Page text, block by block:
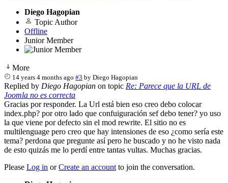
Diego Hagopian
Topic Author
Offline
Junior Member
More
14 years 4 months ago #3 byDiego Hagopian
Replied by Diego Hagopian on topic Re: Parece que la URL de
Joomla no es correcta
Gracias por responder. La Url está bien eso creo debo colocar
index.php? por otro lado que confuiguración sef debo tener? yo uso
la que viene por defecto sin el mod rewrite. El sitio no es
multilenguage pero creo que hay intensiones de eso ¿como sería este
tema? perdona que pregunte así pero he buscado y no he visto nada
de esto quizás me lo perdí entre tantas vultas. Muchas gracias.
Please Log in orCreate an account to join the conversation.